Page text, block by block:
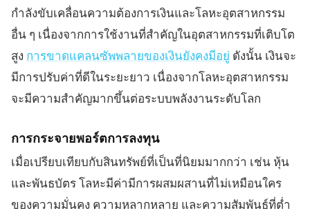
กำลังขับเคลื่อนความต้องการเงินและโลหะอุตสาหกรรม
อื่น ๆ เนื่องจากการใช้งานที่สำคัญในอุตสาหกรรมที่เติบโต
สูง การขาดแคลนซัพพลายของเงินยังคงมีอยู่ ดังนั้น เงินจะ
มีการปรับค่าที่ดีในระยะยาว เนื่องจากโลหะอุตสาหกรรม
จะมีความสำคัญมากขึ้นต่อระบบพลังงานระดับโลก
การกระจายพอร์ตการลงทุน
เมื่อเปรียบเทียบกับสินทรัพย์ที่เป็นที่นิยมมากกว่า เช่น หุ้น
และพันธบัตร โลหะมีค่ามีการผสมผสานที่ไม่เหมือนใคร
ของความมั่นคง ความหลากหลาย และความสัมพันธ์ที่ต่ำ